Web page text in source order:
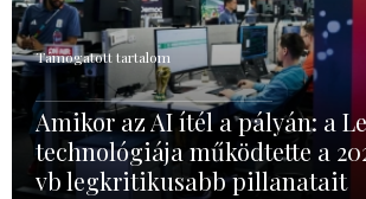
Támogatott tartalom
Amikor az AI ítél a pályán: a
technológiája működtette a
vb legkritikusabb pillanatait